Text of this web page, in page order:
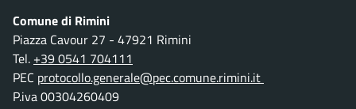
Comune di Rimini
Piazza Cavour 27 - 47921 Rimini
Tel. +39 0541 704111
PEC protocollo.generale@pec.comune.rimini.it
P.iva 00304260409